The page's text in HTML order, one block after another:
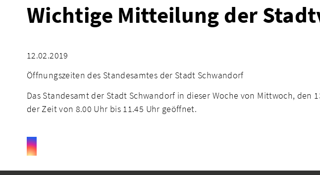
Wichtige Mitteilung der
12.02.2019
Öffnungszeiten des Standesamtes der Stadt Schwandorf
Das Standesamt der Stadt Schwandorf in dieser Woche von Mittwoch,
der Zeit von 8.00 Uhr bis 11.45 Uhr geöffnet.